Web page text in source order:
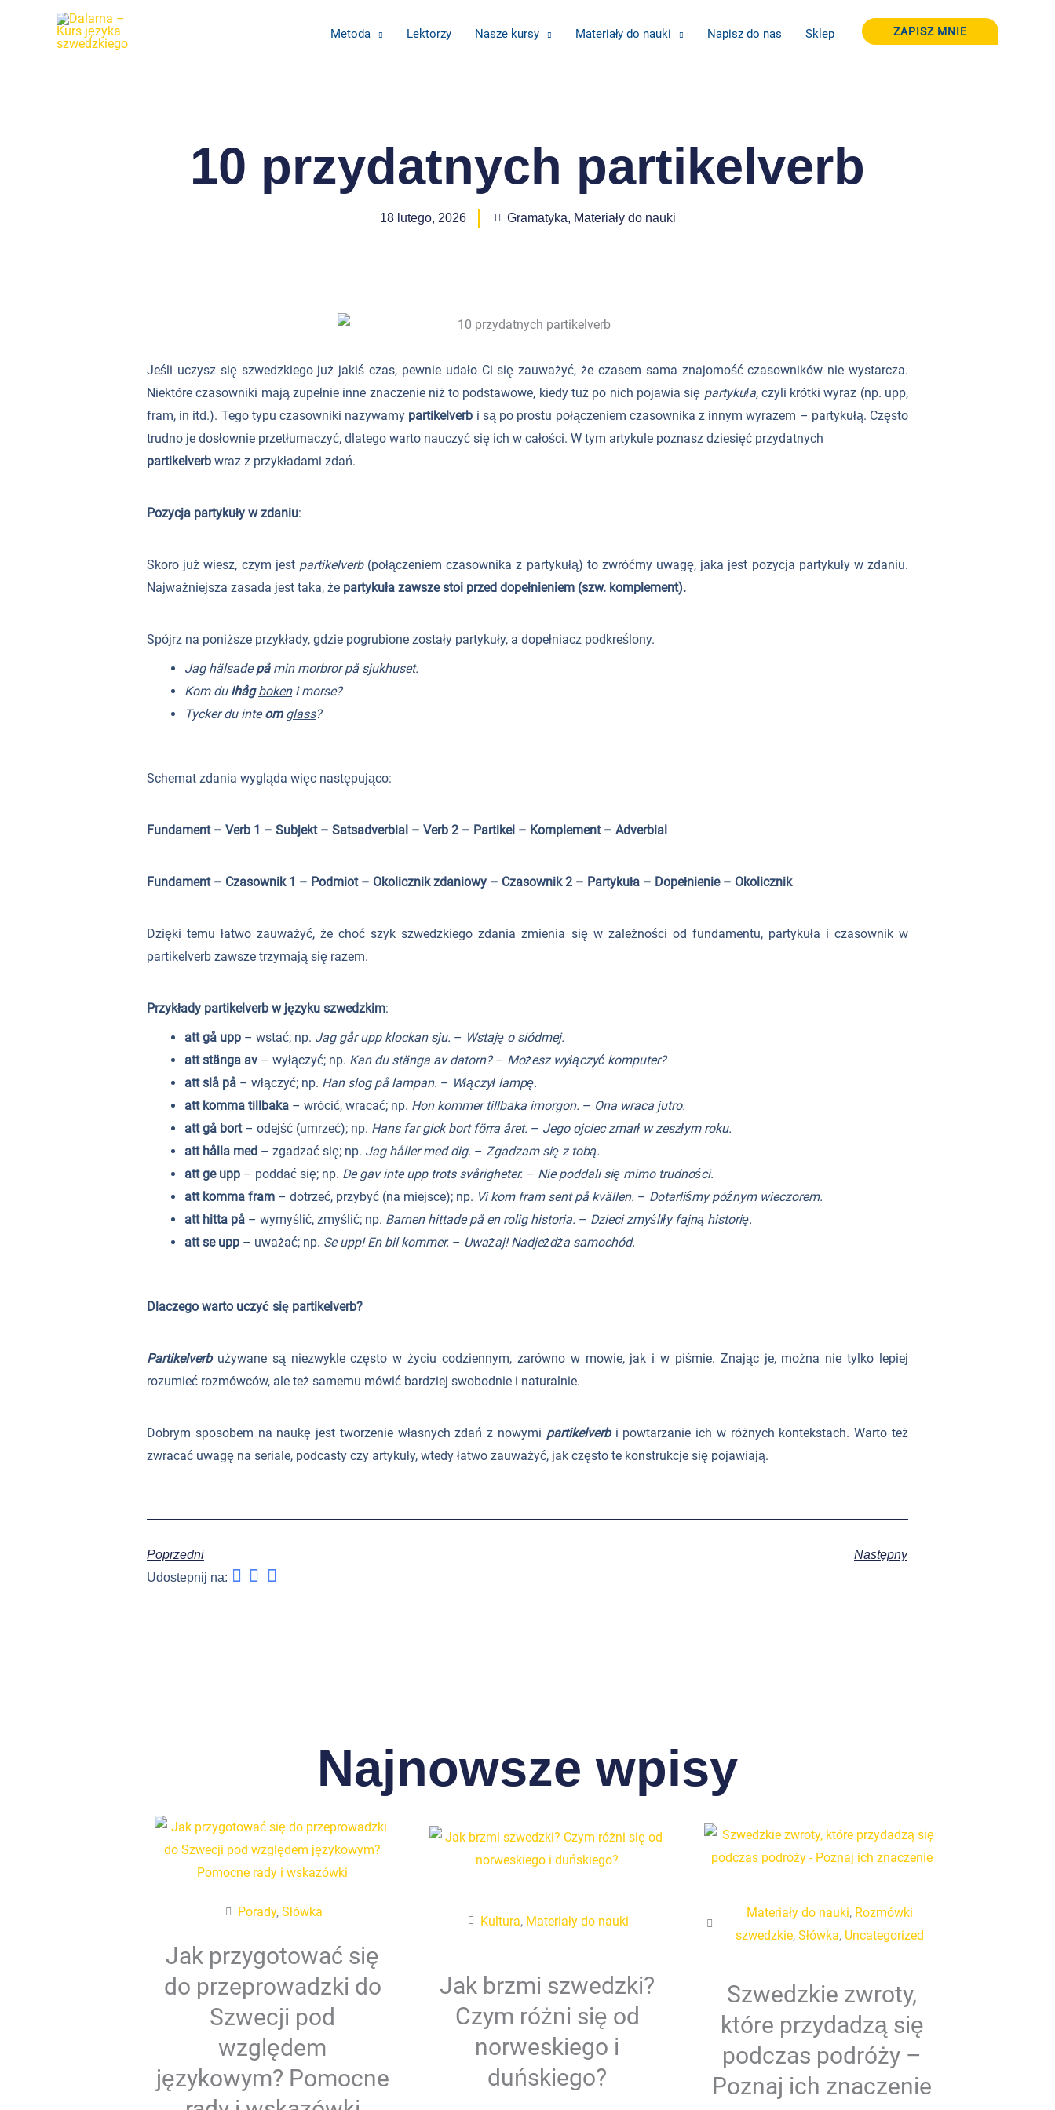
Metoda Lektorzy Nasze kursy Materiały do nauki Napisz do nas Sklep ZAPISZ MNIE
10 przydatnych partikelverb
18 lutego, 2026 Gramatyka, Materiały do nauki
Jeśli uczysz się szwedzkiego już jakiś czas, pewnie udało Ci się zauważyć, że czasem sama znajomość czasowników nie wystarcza.
Niektóre czasowniki mają zupełnie inne znaczenie niż to podstawowe, kiedy tuż po nich pojawia się partykuła,czyli krótki wyraz (np. upp,
fram, in itd.). Tego typu czasowniki nazywamy partikelverb i są po prostu połączeniem czasownika z innym wyrazem – partykułą. Często
trudno je dosłownie przetłumaczyć, dlatego warto nauczyć się ich w całości. W tym artykule poznasz dziesięć przydatnych
partikelverb wraz z przykładami zdań.
Pozycja partykuły w zdaniu:
Skoro już wiesz, czym jest partikelverb(połączeniem czasownika z partykułą) to zwróćmy uwagę, jaka jest pozycja partykuły w zdaniu.
Najważniejsza zasada jest taka, że partykuła zawsze stoi przed dopełnieniem (szw. komplement).
Spójrz na poniższe przykłady, gdzie pogrubione zostały partykuły, a dopełniacz podkreślony.
Jag hälsade på min morbror på sjukhuset.
Kom du ihåg boken i morse?
Tycker du inte om glass?
Schemat zdania wygląda więc następująco:
Fundament – Verb 1 – Subjekt – Satsadverbial – Verb 2 – Partikel – Komplement – Adverbial
Fundament – Czasownik 1 – Podmiot – Okolicznik zdaniowy – Czasownik 2 – Partykuła – Dopełnienie – Okolicznik
Dzięki temu łatwo zauważyć, że choć szyk szwedzkiego zdania zmienia się w zależności od fundamentu, partykuła i czasownik w
partikelverb zawsze trzymają się razem.
Przykłady partikelverb w języku szwedzkim:
att gå upp – wstać; np. Jag går upp klockan sju. – Wstaję o siódmej.
att stänga av – wyłączyć; np. Kan du stänga av datorn?– Możesz wyłączyć komputer?
att slå på – włączyć; np. Han slog på lampan. – Włączył lampę.
att komma tillbaka – wrócić, wracać; np. Hon kommer tillbaka imorgon. – Ona wraca jutro.
att gå bort– odejść (umrzeć); np. Hans far gick bort förra året. – Jego ojciec zmarł w zeszłym roku.
att hålla med – zgadzać się; np. Jag håller med dig. – Zgadzam się z tobą.
att ge upp – poddać się; np. De gav inte upp trots svårigheter. – Nie poddali się mimo trudności.
att komma fram – dotrzeć, przybyć (na miejsce); np. Vi kom fram sent på kvällen. – Dotarliśmy późnym wieczorem.
att hitta på – wymyślić, zmyślić; np. Barnen hittade på en rolig historia. – Dzieci zmyśliły fajną historię.
att se upp – uważać; np. Se upp! En bil kommer. – Uważaj! Nadjeżdża samochód.
Dlaczego warto uczyć się partikelverb?
Partikelverbużywane są niezwykle często w życiu codziennym, zarówno w mowie, jak i w piśmie. Znając je, można nie tylko lepiej
rozumieć rozmówców, ale też samemu mówić bardziej swobodnie i naturalnie.
Dobrym sposobem na naukę jest tworzenie własnych zdań z nowymi partikelverbi powtarzanie ich w różnych kontekstach. Warto też
zwracać uwagę na seriale, podcasty czy artykuły, wtedy łatwo zauważyć, jak często te konstrukcje się pojawiają.
Poprzedni
Następny
Udostepnij na:
Najnowsze wpisy
Porady, Słówka
Jak przygotować się
do przeprowadzki do
Szwecji pod
względem
językowym? Pomocne
Kultura, Materiały do nauki
Jak brzmi szwedzki?
Czym różni się od
norweskiego i
duńskiego?
Materiały do nauki, Rozmówki
szwedzkie, Słówka, Uncategorized
Szwedzkie zwroty,
które przydadzą się
podczas podróży –
Poznaj ich znaczenie